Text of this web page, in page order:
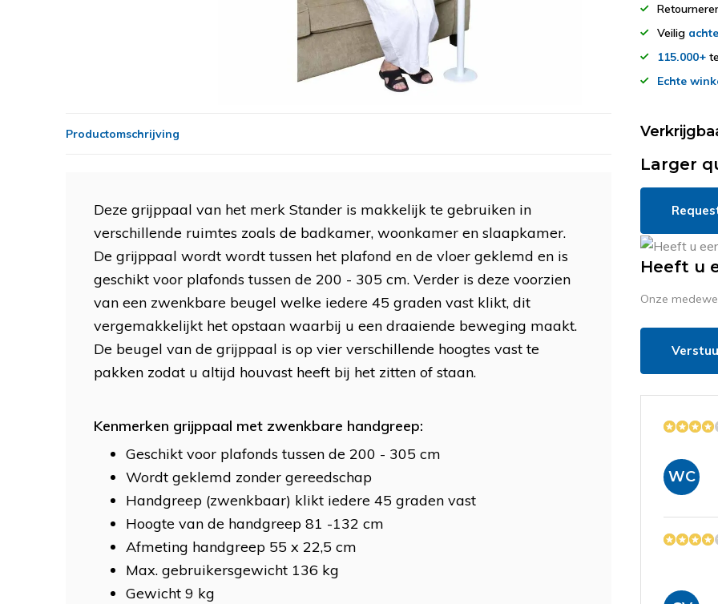
Veilig
115.000+
Echte
Productomschrijving
Deze grijppaal van het merk Stander is makkelijk te gebruiken in
verschillende ruimtes zoals de badkamer, woonkamer en slaapkamer.
De grijppaal wordt wordt tussen het plafond en de vloer geklemd en is
geschikt voor plafonds tussen de 200 - 305 cm. Verder is deze voorzien
van een zwenkbare beugel welke iedere 45 graden vast klikt, dit
vergemakkelijkt het opstaan waarbij u een draaiende beweging maakt.
De beugel van de grijppaal is op vier verschillende hoogtes vast te
pakken zodat u altijd houvast heeft bij het zitten of staan.
Kenmerken grijppaal met zwenkbare handgreep:
Geschikt voor plafonds tussen de 200 - 305 cm
Wordt geklemd zonder gereedschap
Handgreep (zwenkbaar) klikt iedere 45 graden vast
Hoogte van de handgreep 81 -132 cm
Afmeting handgreep 55 x 22,5 cm
Max. gebruikersgewicht 136 kg
Gewicht 9 kg
Larger
Heeft u
Onze
WC